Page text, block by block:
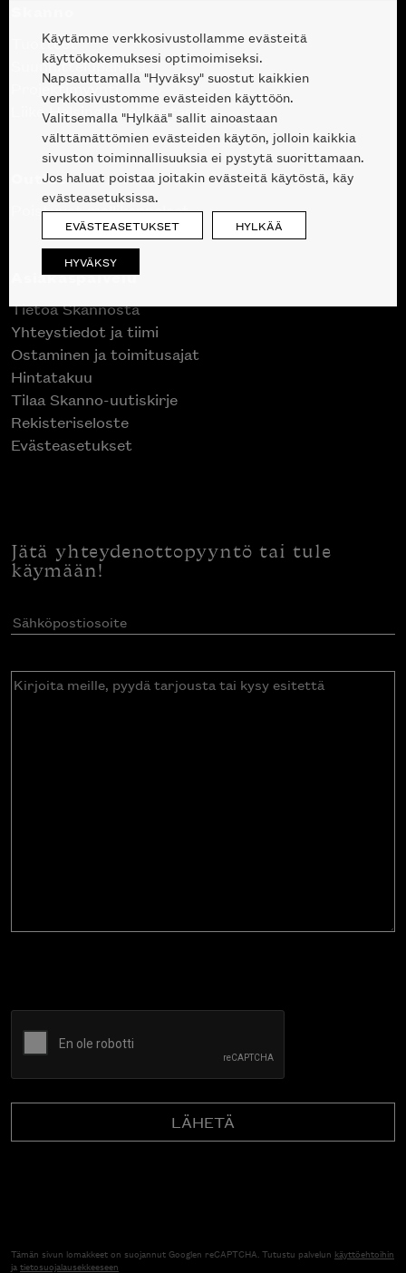
Tuotteet
Suunnittelupalvelu
Projektimyynti
Liike Helsingin keskustassa
Outlet
Poistuvat mallikappaleet
Asiakaspalvelu
Tietoa Skannosta
Yhteystiedot ja tiimi
Ostaminen ja toimitusajat
Hintatakuu
Tilaa Skanno-uutiskirje
Rekisteriseloste
Evästeasetukset
Jätä yhteydenottopyyntö tai tule
käymään!
Sähköpostiosoite(Pakollinen)
Kirjoita
Tämän sivun lomakkeet on suojannut Googlen reCAPTCHA. Tutustu palvelun käyttöehtoihin
jatietosuojalausekkeeseen
Käytämme verkkosivustollamme evästeitä
käyttökokemuksesi optimoimiseksi.
Napsauttamalla "Hyväksy" suostut kaikkien
verkkosivustomme evästeiden käyttöön.
Valitsemalla "Hylkää" sallit ainoastaan
välttämättömien evästeiden käytön, jolloin kaikkia
sivuston toiminnallisuuksia ei pystytä suorittamaan.
Jos haluat poistaa joitakin evästeitä käytöstä, käy
evästeasetuksissa.
EVÄSTEASETUKSET HYLKÄÄ
HYVÄKSY